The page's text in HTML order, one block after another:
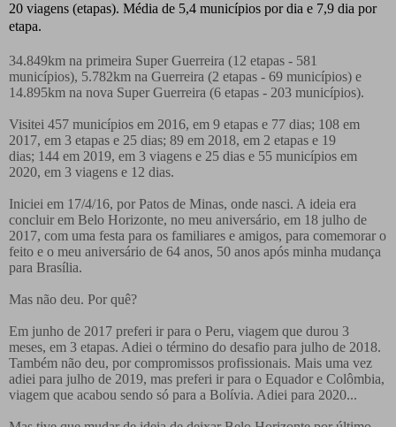
20 viagens (etapas). Média de 5,4 municípios por dia e 7,9 dia por
etapa.
34.849km na primeira Super Guerreira (12 etapas - 581
municípios), 5.782km na Guerreira (2 etapas - 69 municípios) e
14.895km na nova Super Guerreira (6 etapas - 203 municípios).
Visitei 457 municípios em 2016, em 9 etapas e 77 dias; 108 em
2017, em 3 etapas e 25 dias; 89 em 2018, em 2 etapas e 19
dias; 144 em 2019, em 3 viagens e 25 dias e 55 municípios em
2020, em 3 viagens e 12 dias.
Iniciei em 17/4/16, por Patos de Minas, onde nasci. A ideia era
concluir em Belo Horizonte, no meu aniversário, em 18 julho de
2017, com uma festa para os familiares e amigos, para comemorar o
feito e o meu aniversário de 64 anos, 50 anos após minha mudança
para Brasília.
Mas não deu. Por quê?
Em junho de 2017 preferi ir para o Peru, viagem que durou 3
meses, em 3 etapas. Adiei o término do desafio para julho de 2018.
Também não deu, por compromissos profissionais. Mais uma vez
adiei para julho de 2019, mas preferi ir para o Equador e Colômbia,
viagem que acabou sendo só para a Bolívia. Adiei para 2020...